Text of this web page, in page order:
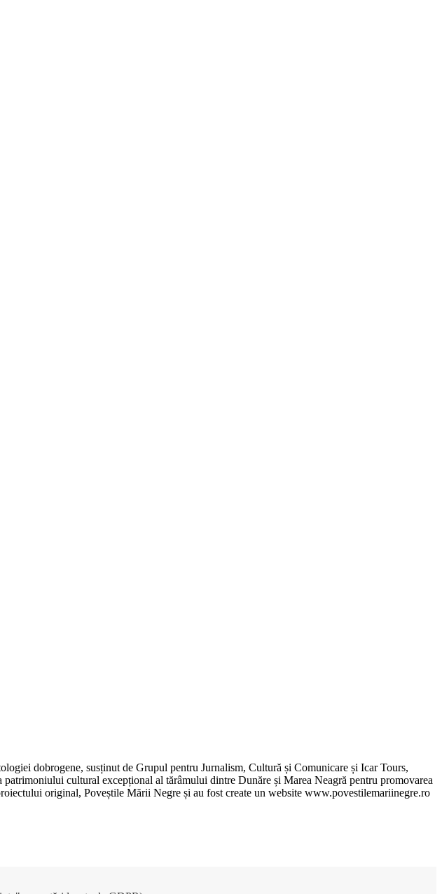
dobrogene, susținut de Grupul pentru Jurnalism, Cultură și Comunicare și Icar Tours,
cultural excepțional al tărâmului dintre Dunăre și Marea Neagră pentru promovarea
original, Poveștile Mării Negre și au fost create un website www.povestilemariinegre.ro